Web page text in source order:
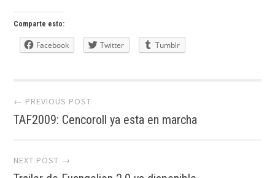
Comparte esto:
Facebook Twitter Tumblr
Post
navigation
← PREVIOUS POST
TAF2009: Cencoroll ya esta en marcha
NEXT POST →